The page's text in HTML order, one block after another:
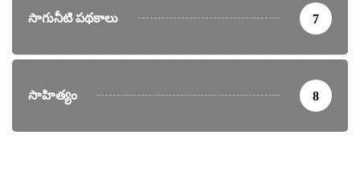
సాగునీటి పథకాలు 7
సాహిత్యం 8